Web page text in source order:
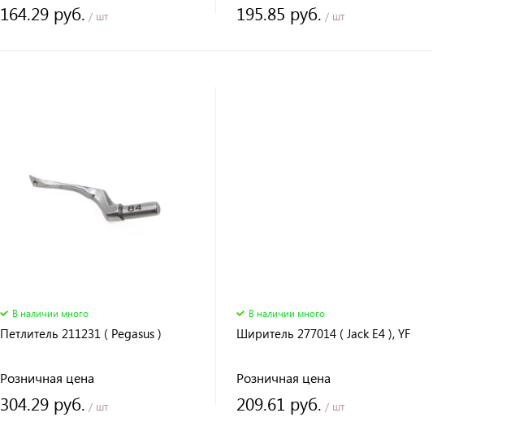
164.29 руб. / шт 195.85 руб. / шт
В наличии много
Петлитель 211231 ( Pegasus )
Розничная цена
304.29 руб. / шт
В наличии много
Ширитель 277014 ( Jack E4 ), YF
Розничная цена
209.61 руб. / шт